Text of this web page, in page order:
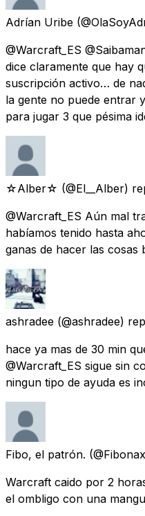
Adrían Uribe
@Warcraft_ES
dice claramente que hay
suscripción activo… de
la gente no puede entrar
para jugar 3 que pésima
☆Alber☆ (@El__Alber)
@Warcraft_ES Aún mal
habíamos tenido hasta
ganas de hacer las cosas
ashradee (@ashradee)
hace ya mas de 30 min
@Warcraft_ES sigue sin
ningun tipo de ayuda es
Fibo, el patrón.
Warcraft caido por 2
el ombligo con una